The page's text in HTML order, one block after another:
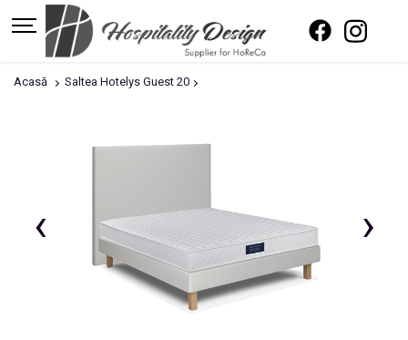
Acasă Saltea Hotelys Guest 20
›
‹